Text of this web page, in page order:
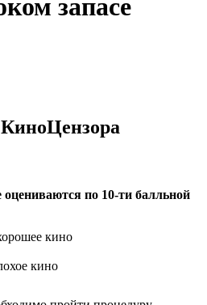
запасе
по 10-ти балльной
кино
кино